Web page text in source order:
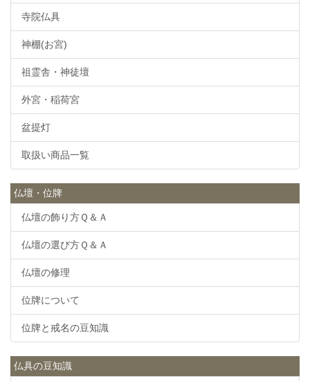
寺院仏具
神棚(お宮)
祖霊舎・神徒壇
外宮・稲荷宮
盆提灯
取扱い商品一覧
仏壇・位牌
仏壇の飾り方Ｑ＆Ａ
仏壇の選び方Ｑ＆Ａ
仏壇の修理
位牌について
位牌と戒名の豆知識
仏具の豆知識